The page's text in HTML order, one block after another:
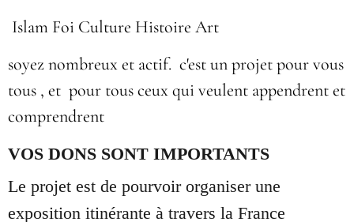
Islam Foi Culture Histoire Art
soyez nombreux et actif. c'est un projet pour vous
tous , et pour tous ceux qui veulent appendrent et
comprendrent
VOS DONS SONT IMPORTANTS
Le projet est de pourvoir organiser une
exposition itinérante à travers la France